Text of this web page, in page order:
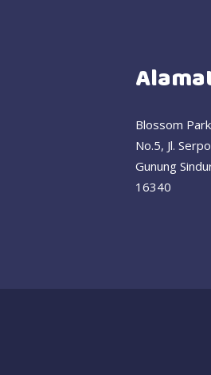
Blossom
No.5, Jl.
Gunung
16340